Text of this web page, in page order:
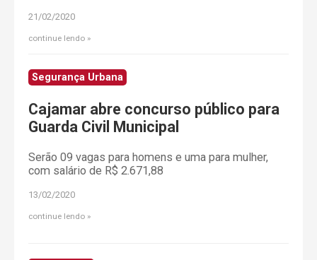
21/02/2020
continue lendo
Segurança Urbana
Cajamar abre concurso público para
Guarda Civil Municipal
Serão 09 vagas para homens e uma para mulher,
com salário de R$ 2.671,88
13/02/2020
continue lendo